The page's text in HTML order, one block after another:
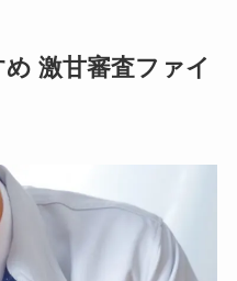
激甘審査ファイ